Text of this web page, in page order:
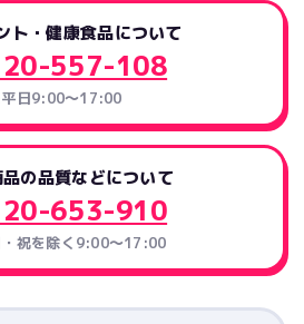
ト・健康食品について
557-108
日9:00～17:00
の品質などについて
653-910
祝を除く9:00〜17:00